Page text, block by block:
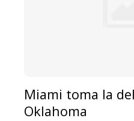
Miami toma la
Oklahoma